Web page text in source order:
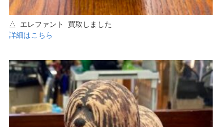
△ エレファント 買取しました
詳細はこちら